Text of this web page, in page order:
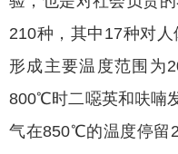
210种，其中17种对
形成主要温度范围为
800℃时二噁英和呋喃
气在850℃的温度停留